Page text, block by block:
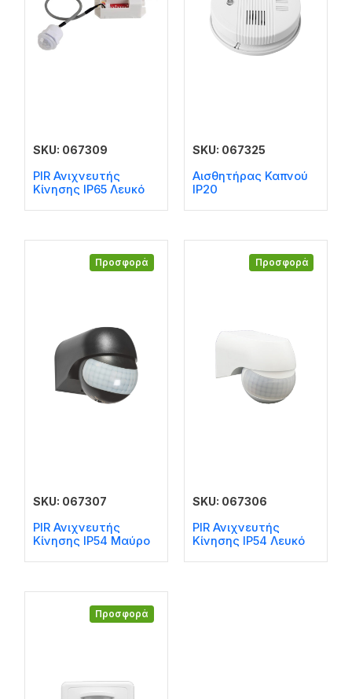
SKU: 067309
PIR Ανιχνευτής
Κίνησης IP65 Λευκό
SKU: 067325
Αισθητήρας Καπνού
IP20
Προσφορά
SKU: 067307
PIR Ανιχνευτής
Κίνησης IP54 Μαύρο
Προσφορά
SKU: 067306
PIR Ανιχνευτής
Κίνησης IP54 Λευκό
Προσφορά